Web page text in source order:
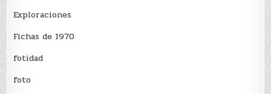
Exploraciones
Fichas de 1970
fotidad
foto